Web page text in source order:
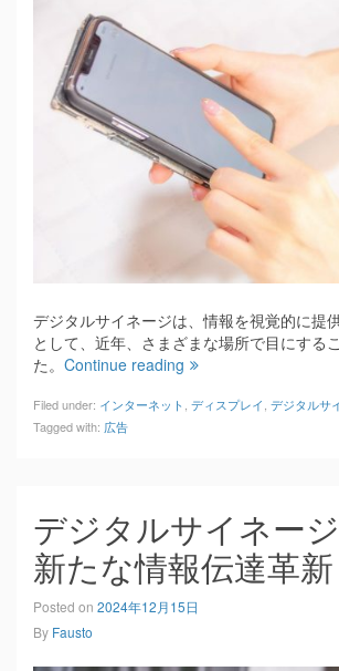
デジタルサイネージは、情報を視覚的に提
として、近年、さまざまな場所で目にする
た。 Continue reading
Filed under: インターネット ディスプレイ デジタルサ
Tagged with: 広告
デジタルサイネー
新たな情報伝達革新
Posted on 2024年12月15日
By Fausto